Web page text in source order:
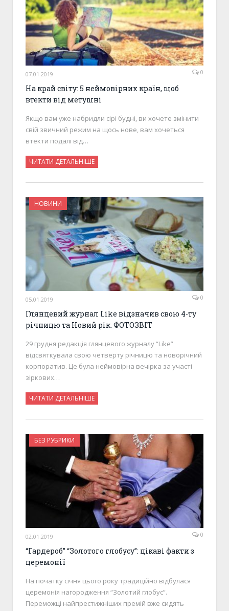
07.01.2019 0
На край світу: 5 неймовірних країн, щоб
втекти від метушні
Якщо вам уже набридли сірі будні, ви хочете змінити
свій звичний режим на щось нове, вам хочеться
втекти подалі від…
ЧИТАТИ ДЕТАЛЬНІШЕ
НОВИНИ
05.01.2019 0
Глянцевий журнал Like відзначив свою 4-ту
річницю та Новий рік. ФОТОЗВІТ
29 грудня редакція глянцевого журналу “Like”
відсвяткувала свою четверту річницю та новорічний
корпоратив. Це була неймовірна вечірка за участі
зіркових…
ЧИТАТИ ДЕТАЛЬНІШЕ
БЕЗ РУБРИКИ
02.01.2019 0
“Гардероб” “Золотого глобусу”: цікаві факти з
церемонії
На початку січня цього року традиційно відбулася
церемонія нагородження “Золотий глобус”.
Переможці найпрестижніших премій вже сидять